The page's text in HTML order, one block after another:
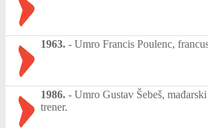
1963. - Umro Francis Poulenc,
1986. - Umro Gustav Šebeš,
trener.